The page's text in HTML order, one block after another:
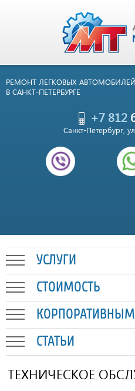
РЕМОНТ ЛЕГКОВЫХ АВТОМОБИЛЕЙ
В САНКТ-ПЕТЕРБУРГЕ
+7 812
Санкт-Петербург,
УСЛУГИ
СТОИМОСТЬ
СТАТЬИ
ТЕХНИЧЕСКОЕ